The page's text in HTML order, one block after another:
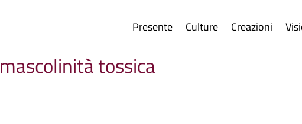
Presente Culture Creazioni
mascolinità tossica